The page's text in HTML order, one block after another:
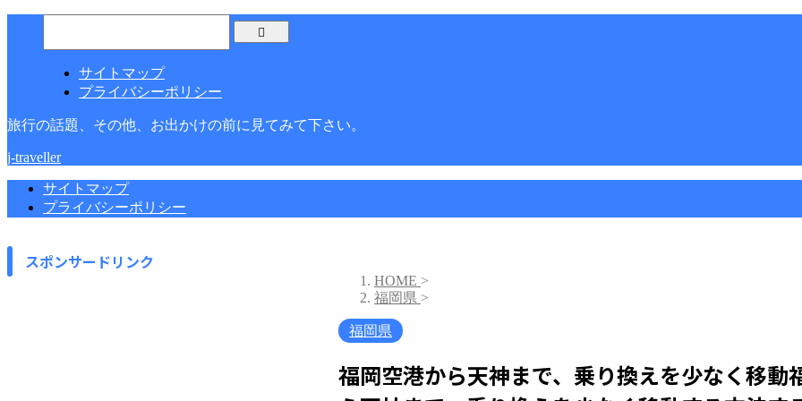
サイトマップ
プライバシーポリシー
旅行の話題、その他、お出かけの前に見てみて下さい。
j-traveller
サイトマップ
プライバシーポリシー
HOME >
福岡県 >
福岡県
福岡空港から天神まで、乗り換えを少なく移動
スポンサードリンク